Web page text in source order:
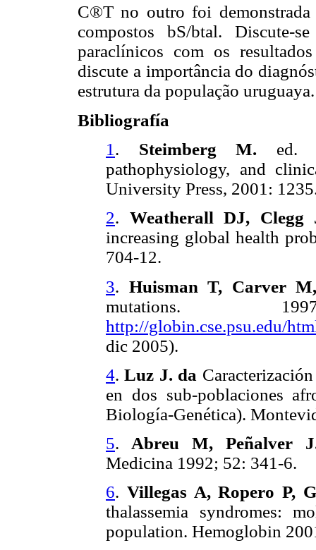
C®T no outro foi demonstrada
compostos bS/btal. Discute-
paraclínicos com os
discute a importância do
estrutura da população uruguaya.
Bibliografía
1 . Steimberg M. ed.
pathophysiology, and
University Press, 2001:
2. Weatherall DJ, Clegg
increasing global health
704-12.
3. Huisman T, Carver
mutations.
http://globin.cse.psu.edu/
dic 2005).
4. Luz J. da
en dos sub-poblaciones
Biología-Genética).
5. Abreu M, Peñalver
Medicina 1992; 52: 341-6.
6. Villegas A, Ropero P,
thalassemia syndromes:
population. Hemoglobin